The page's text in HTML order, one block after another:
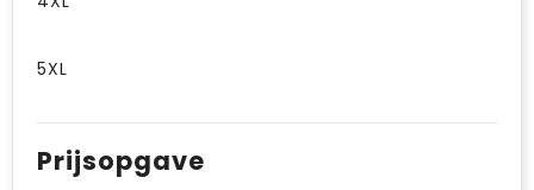
5XL
Prijsopgave